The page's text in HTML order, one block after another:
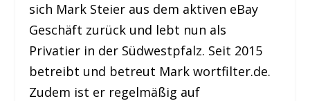
sich Mark Steier aus dem aktiven eBay
Geschäft zurück und lebt nun als
Privatier in der Südwestpfalz. Seit 2015
betreibt und betreut Mark wortfilter.de.
Zudem ist er regelmäßig auf